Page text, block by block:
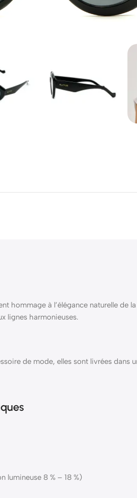
hommage à l’élégance naturelle
lignes harmonieuses.
de mode, elles sont livrées
lumineuse 8 % – 18 %)